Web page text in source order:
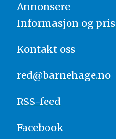
Annonsere
Informasjon og
Kontakt oss
red@barnehage.no
RSS-feed
Facebook